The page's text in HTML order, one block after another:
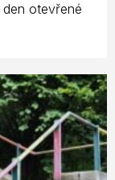
otevřené